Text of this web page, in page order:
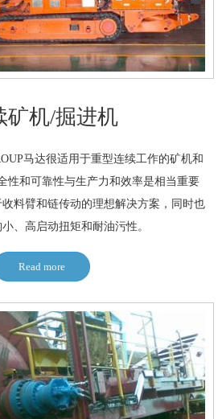
矿机/掘进机
马达很适用于重型连续工作的矿机和
性和可靠性与生产力和效率是相当重要
料臂和链传动的理想解决方案，同时也
、高启动扭矩和耐油污性。
Read more